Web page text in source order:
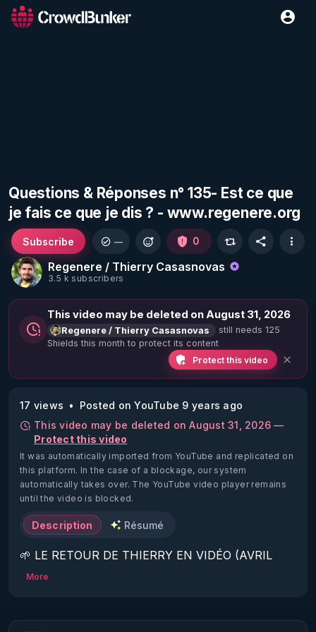
Questions & Réponses n° 135- Est ce que
je fais ce que je dis ? - www.regenere.org
Regenere / Thierry Casasnovas
3.5 k subscribers
Subscribe — 0
This video may be deleted on August 31, 2026
Regenere / Thierry Casasnovas
still needs 125
Shields this month to protect its content
Protect this video
17 views
Posted on YouTube 9 years ago
This video may be deleted on August 31, 2026 —
Protect this video
It was automatically imported from YouTube and replicated on
this platform. In the case of a blockage, our system
automatically takes over. The YouTube video player remains
until the video is blocked.
Description Résumé
🌱 LE RETOUR DE THIERRY EN VIDÉO (AVRIL
2022)!
https://www.rgnr.fr/presentation.html
More